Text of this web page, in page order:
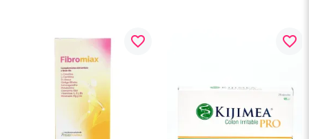
favorite_border favorite_border